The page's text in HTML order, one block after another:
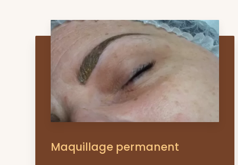
Maquillage permanent